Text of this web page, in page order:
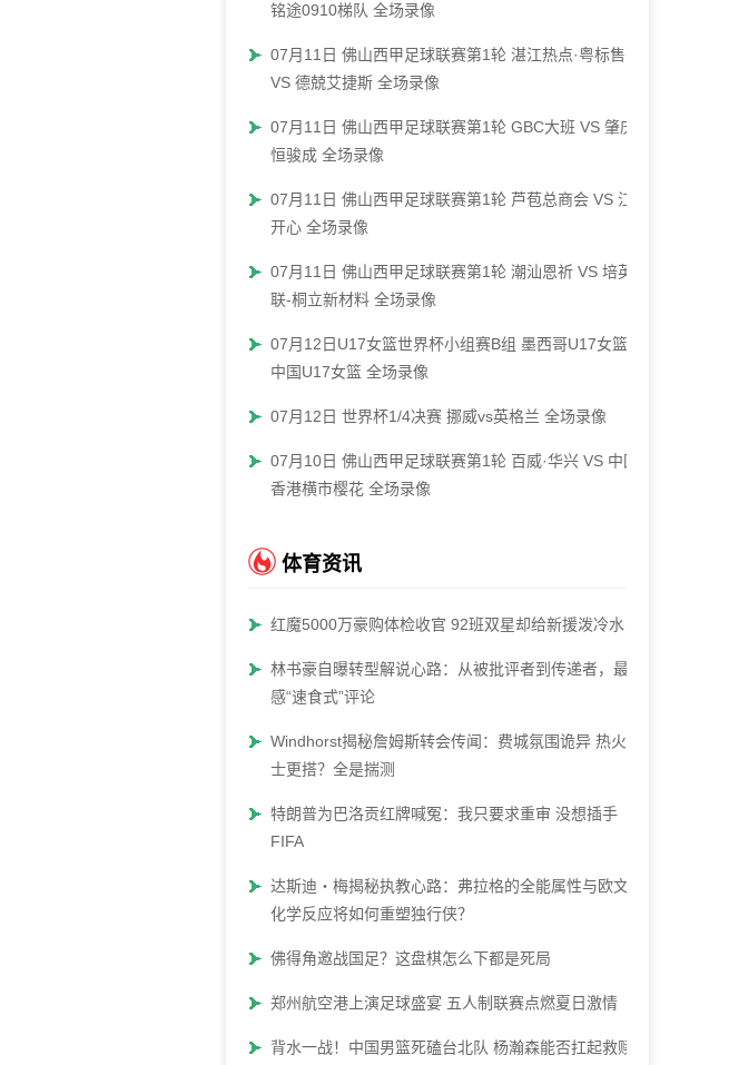
铭途0910梯队 全场录像
07月11日 佛山西甲足球联赛第1轮 湛江热点·粤标售电
VS 德兢艾捷斯 全场录像
07月11日 佛山西甲足球联赛第1轮 GBC大班 VS 肇庆
恒骏成 全场录像
07月11日 佛山西甲足球联赛第1轮 芦苞总商会 VS 江门
开心 全场录像
07月11日 佛山西甲足球联赛第1轮 潮汕恩祈 VS 培英青
联-桐立新材料 全场录像
07月12日U17女篮世界杯小组赛B组 墨西哥U17女篮 -
中国U17女篮 全场录像
07月12日 世界杯1/4决赛 挪威vs英格兰 全场录像
07月10日 佛山西甲足球联赛第1轮 百威·华兴 VS 中国
香港横市樱花 全场录像
体育资讯
红魔5000万豪购体检收官 92班双星却给新援泼冷水
林书豪自曝转型解说心路：从被批评者到传递者，最反
感“速食式”评论
Windhorst揭秘詹姆斯转会传闻：费城氛围诡异 热火骑
士更搭？全是揣测
特朗普为巴洛贡红牌喊冤：我只要求重审 没想插手
FIFA
达斯迪・梅揭秘执教心路：弗拉格的全能属性与欧文的
化学反应将如何重塑独行侠？
佛得角邀战国足？这盘棋怎么下都是死局
郑州航空港上演足球盛宴 五人制联赛点燃夏日激情
背水一战！中国男篮死磕台北队 杨瀚森能否扛起救赎大